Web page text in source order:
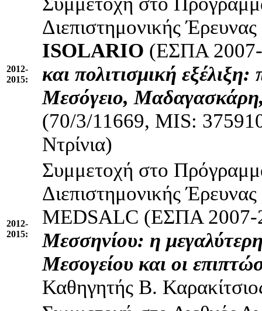
2012-
2015:
Διεπιστημονικής
ISOLARIO (ΕΣΠΑ
και πολιτισμική
Μεσόγειο,
(70/3/11669, MIS:
Ντρίνια)
2012-
2015:
Συμμετοχή στο
Διεπιστημονικής
MEDSALC (ΕΣΠΑ
Μεσσηνίου: η
Μεσογείου και οι
Καθηγητής Β.